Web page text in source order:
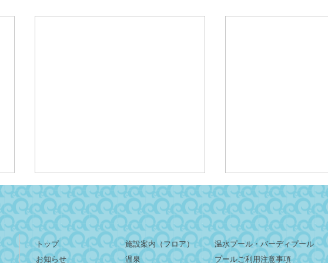
トップ
お知らせ
施設案内（フロア）
温泉
温水プール・バーディプール
プールご利用注意事項